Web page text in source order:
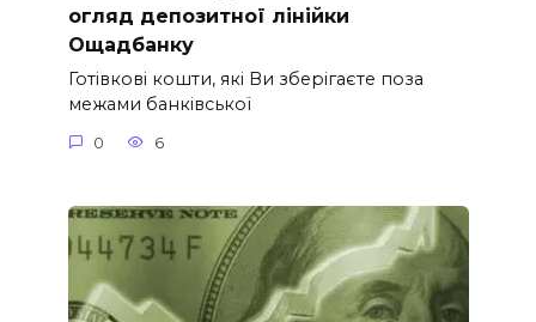
огляд депозитної лінійки
Ощадбанку
Готівкові кошти, які Ви зберігаєте поза
межами банківської
0 6